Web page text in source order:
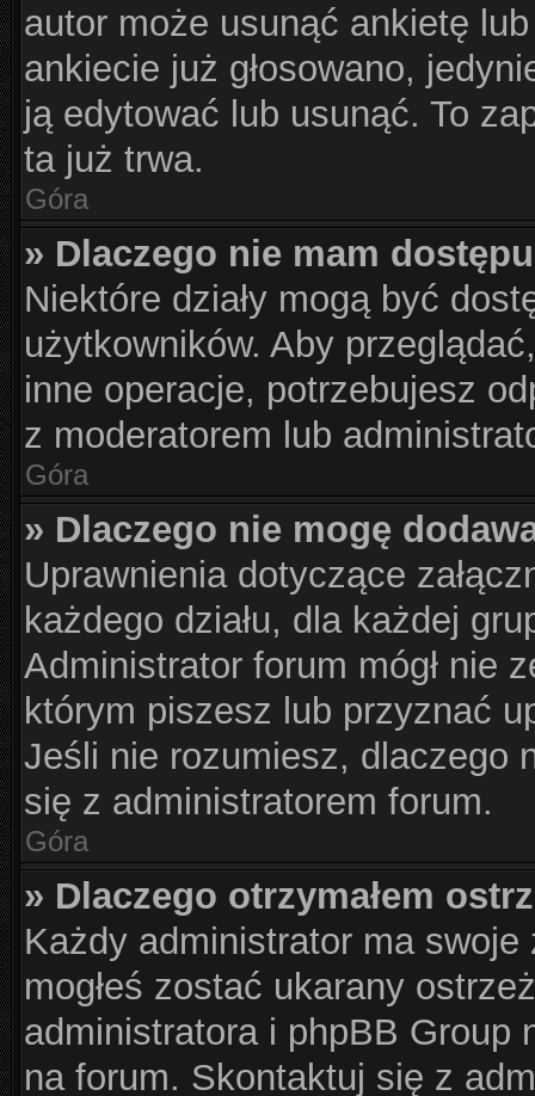
autor może usunąć ankietę
ankiecie już głosowano,
ją edytować lub usunąć. To
ta już trwa.
Góra
» Dlaczego nie mam
Niektóre działy mogą być
użytkowników. Aby
inne operacje, potrzebujesz
z moderatorem lub
Góra
» Dlaczego nie mogę
Uprawnienia dotyczące
każdego działu, dla każdej
Administrator forum mógł nie
którym piszesz lub przyznać
Jeśli nie rozumiesz, dlaczego
się z administratorem forum.
Góra
» Dlaczego otrzymałem
Każdy administrator ma swoje
mogłeś zostać ukarany
administratora i phpBB Group
na forum. Skontaktuj się z